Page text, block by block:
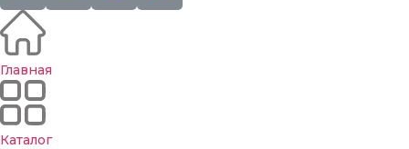
Главная
Каталог